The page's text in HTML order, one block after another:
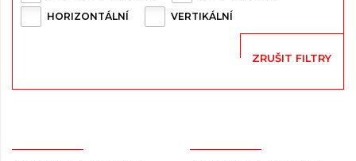
HORIZONTÁLNÍ
VERTIKÁLNÍ
ZRUŠIT FILTRY